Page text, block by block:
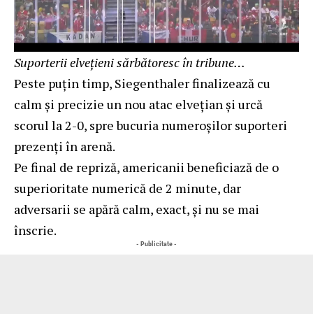
Suporterii elvețieni sărbătoresc în tribune…
Peste puțin timp, Siegenthaler finalizează cu
calm și precizie un nou atac elvețian și urcă
scorul la 2-0, spre bucuria numeroșilor suporteri
prezenți în arenă.
Pe final de repriză, americanii beneficiază de o
superioritate numerică de 2 minute, dar
adversarii se apără calm, exact, și nu se mai
înscrie.
- Publicitate -